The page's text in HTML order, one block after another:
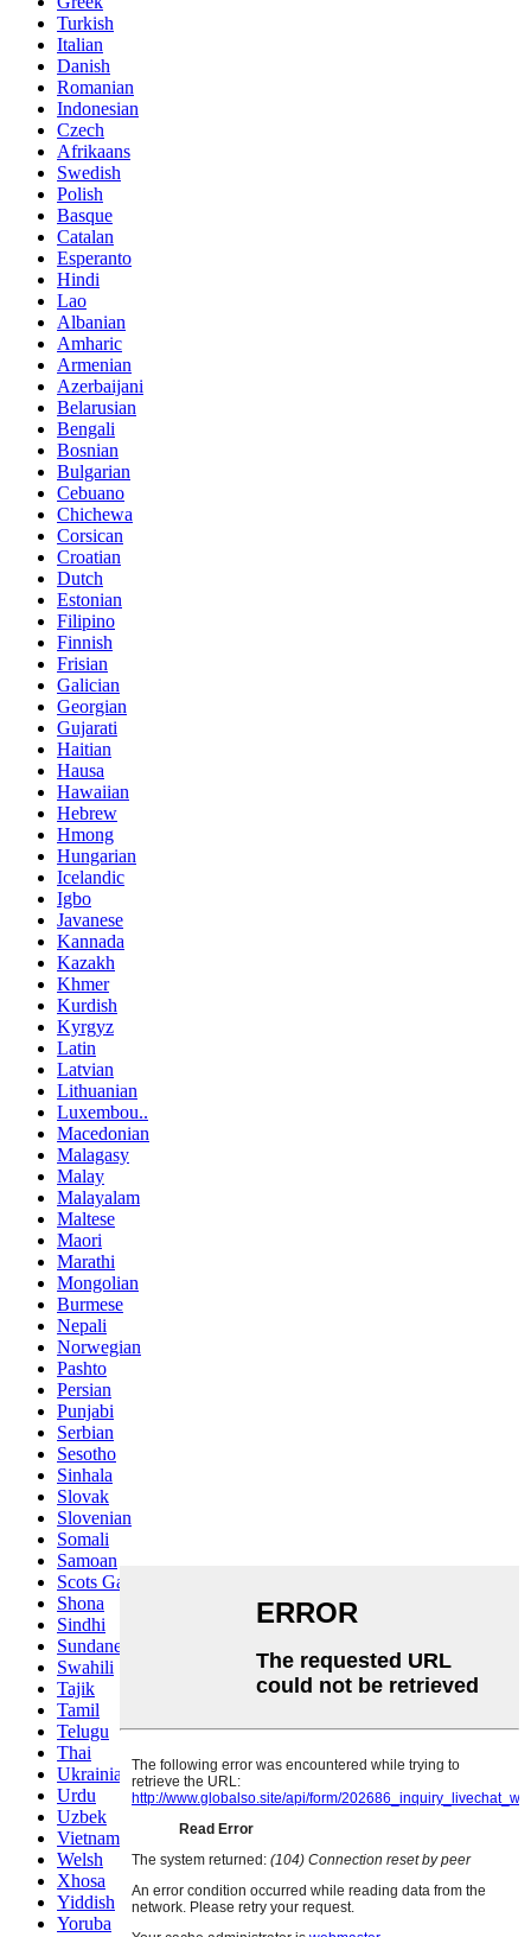
Turkish
Italian
Danish
Romanian
Indonesian
Czech
Afrikaans
Swedish
Polish
Basque
Catalan
Esperanto
Hindi
Lao
Albanian
Amharic
Armenian
Azerbaijani
Belarusian
Bengali
Bosnian
Bulgarian
Cebuano
Chichewa
Corsican
Croatian
Dutch
Estonian
Filipino
Finnish
Frisian
Galician
Georgian
Gujarati
Haitian
Hausa
Hawaiian
Hebrew
Hmong
Hungarian
Icelandic
Igbo
Javanese
Kannada
Kazakh
Khmer
Kurdish
Kyrgyz
Latin
Latvian
Lithuanian
Luxembou..
Macedonian
Malagasy
Malay
Malayalam
Maltese
Maori
Marathi
Mongolian
Burmese
Nepali
Norwegian
Pashto
Persian
Punjabi
Serbian
Sesotho
Sinhala
Slovak
Slovenian
Somali
Samoan
Scots Gaelic
Shona
Sindhi
Sundanese
Swahili
Tajik
Tamil
Telugu
Thai
Ukrainian
Urdu
Uzbek
Vietnamese
Welsh
Xhosa
Yiddish
Yoruba